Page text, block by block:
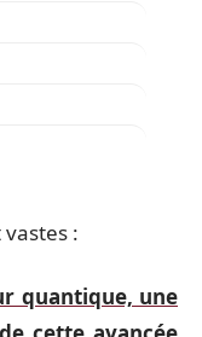
:
quantique, une